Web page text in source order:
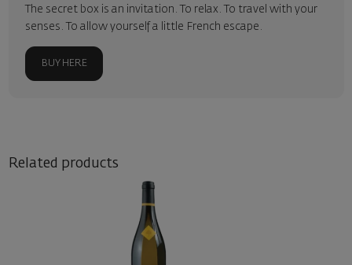
The secret box is an invitation. To relax. To travel with your
senses. To allow yourself a little French escape.
BUY HERE
Related products